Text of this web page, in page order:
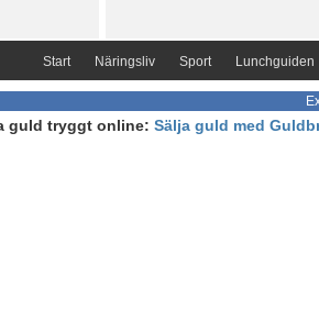
Start Näringsliv Sport Lunchguiden
guld tryggt online: Sälja guld med